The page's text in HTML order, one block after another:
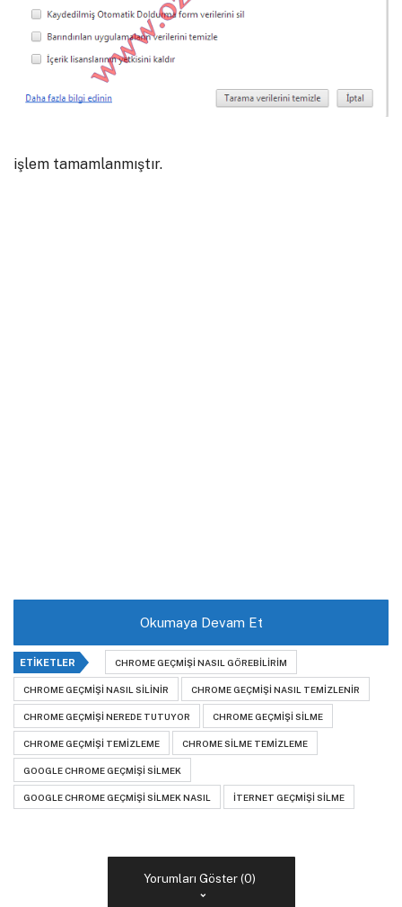
işlem tamamlanmıştır.
Okumaya Devam Et
ETIKETLER CHROME GEÇMIŞI NASIL GÖREBILIRIM
CHROME GEÇMIŞI NASIL SILINIR CHROME GEÇMIŞI NASIL TEMIZLENIR
CHROME GEÇMIŞI NEREDE TUTUYOR CHROME GEÇMIŞI SILME
CHROME GEÇMIŞI TEMIZLEME CHROME SILME TEMIZLEME
GOOGLE CHROME GEÇMIŞI SILMEK
GOOGLE CHROME GEÇMIŞI SILMEK NASIL ITERNET GEÇMIŞI SILME
Yorumları Göster (0)